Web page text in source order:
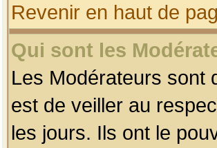
Revenir en haut de
Qui sont les
Les Modérateurs sont
est de veiller au
les jours. Ils ont le